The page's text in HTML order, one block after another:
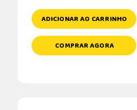
ADICIONAR AO CARRINHO
COMPRAR AGORA